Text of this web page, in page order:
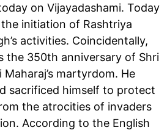
on Vijayadashami. Today
initiation of Rashtriya
activities. Coincidentally,
the 350th anniversary of Shri
Maharaj’s martyrdom. He
sacrificed himself to protect
the atrocities of invaders
According to the English